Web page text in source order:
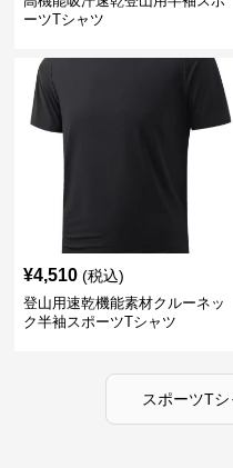
ーツTシャツ
¥4,510 (税込)
登山用速乾機能素材クルーネッ
ク半袖スポーツTシャツ
スポーツT